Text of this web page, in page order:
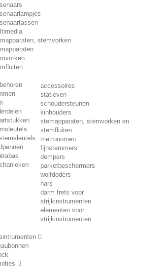
stemvorken
accessoires
statieven
schoudersteunen
kinhouders
stemapparaten, stemvorken en
stemfluiten
metronomen
fijnstemmers
dempers
parketbeschermers
wolfdoders
hars
darm frets voor
strijkinstrumenten
elementen voor
strijkinstrumenten